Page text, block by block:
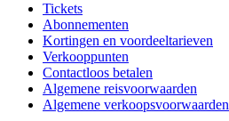
Tickets
Abonnementen
Kortingen en voordeeltarieven
Verkooppunten
Contactloos betalen
Algemene reisvoorwaarden
Algemene verkoopsvoorwaarden